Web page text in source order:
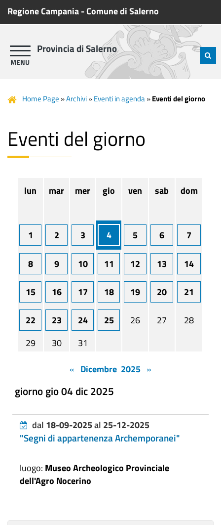
Regione Campania-Comune di Salerno
Provincia di Salerno
Home Page »Archivi»Eventi in agenda»Eventi del giorno
Eventi del giorno
lun mar mer gio ven sab dom
1 2 3 4 5 6 7
8 9 10 11 12 13 14
15 16 17 18 19 20 21
22 23 24 25 26 27
28
29
30
31
« Dicembre 2025 »
giorno gio 04 dic 2025
dal 18-09-2025al 25-12-2025
"Segni di appartenenza Archemporanei"
luogo: Museo Archeologico Provinciale
dell'Agro Nocerino